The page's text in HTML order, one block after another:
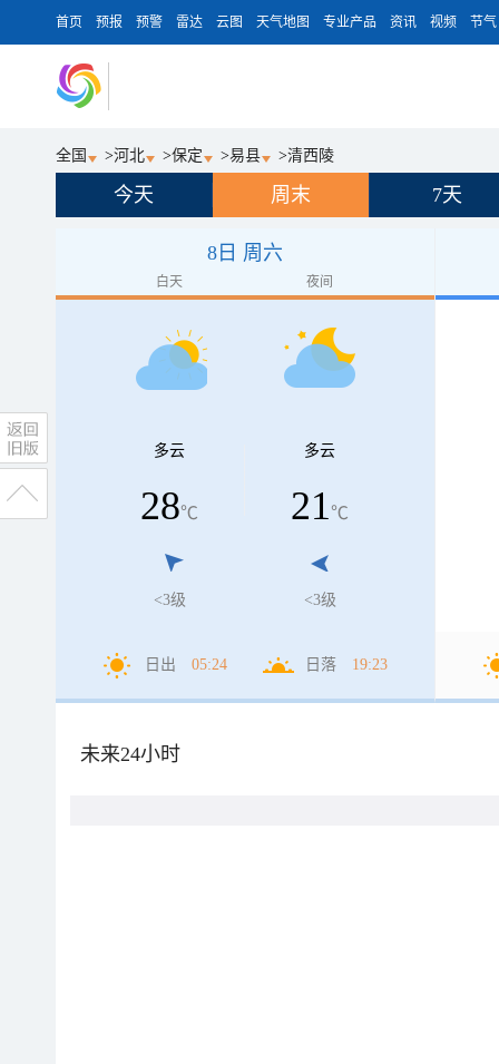
首页 预报 预警 雷达 云图 天气地图 专业产品 资讯 视频 节气
全国 >河北 >保定 >易县 >清西陵
今天 周末 7天
8日 周六
白天 夜间
多云
28℃
<3级
多云
21℃
<3级
日出 05:24 日落 19:23
未来24小时